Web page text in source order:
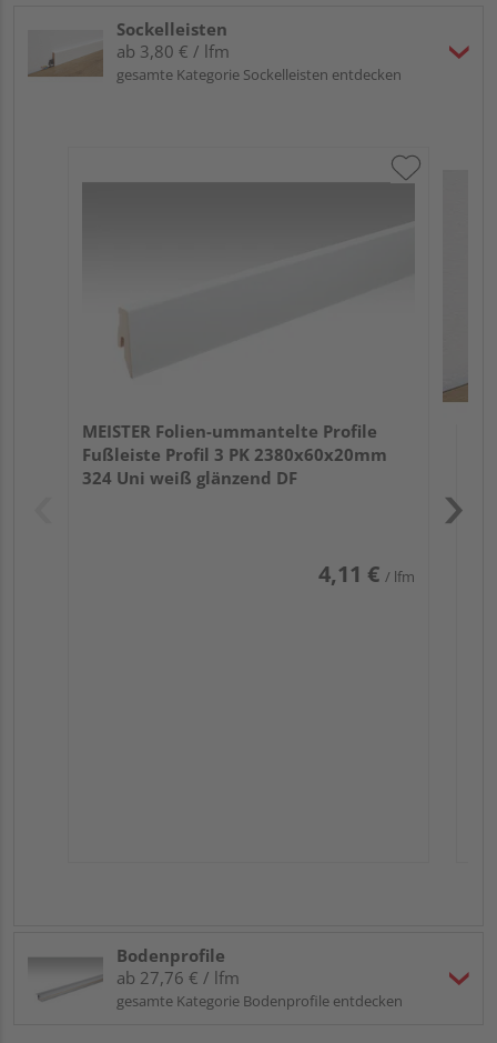
Sockelleisten
ab 3,80 € / lfm
gesamte Kategorie Sockelleisten entdecken
MEISTER Folien-ummantelte Profile
Fußleiste Profil 3 PK 2380x60x20mm
324 Uni weiß glänzend DF
4,11 € / lfm
Bodenprofile
ab 27,76 € / lfm
gesamte Kategorie Bodenprofile entdecken